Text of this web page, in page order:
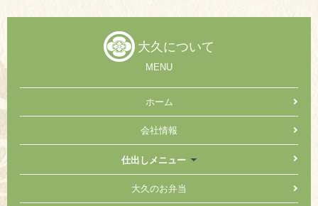
大久について
MENU
ホーム
会社情報
仕出しメニュー
大久のお弁当